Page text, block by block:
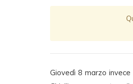
Giovedì 8 marzo